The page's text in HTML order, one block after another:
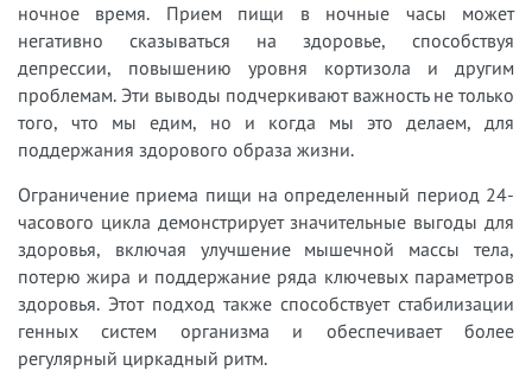
ночное время. Прием пищи в ночные часы может
негативно сказываться на здоровье, способствуя
депрессии, повышению уровня кортизола и другим
проблемам. Эти выводы подчеркивают важность не только
того, что мы едим, но и когда мы это делаем, для
поддержания здорового образа жизни.
Ограничение приема пищи на определенный период 24-
часового цикла демонстрирует значительные выгоды для
здоровья, включая улучшение мышечной массы тела,
потерю жира и поддержание ряда ключевых параметров
здоровья. Этот подход также способствует стабилизации
генных систем организма и обеспечивает более
регулярный циркадный ритм.